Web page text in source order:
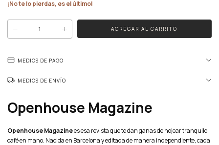
¡No te lo pierdas, es el último!
MEDIOS DE PAGO
MEDIOS DE ENVÍO
Openhouse Magazine
Openhouse Magazinees esa revista que te dan ganas de hojear tranquilo,
café en mano. Nacida en Barcelona y editada de manera independiente, cada